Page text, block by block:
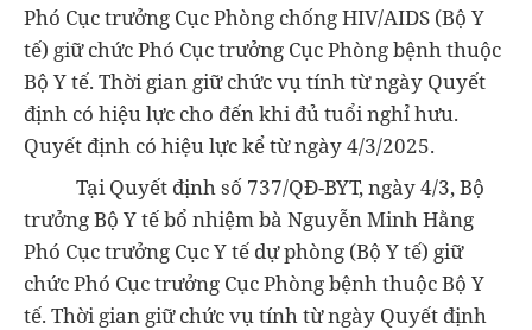
Phó Cục trưởng Cục Phòng chống HIV/AIDS (Bộ Y
tế) giữ chức Phó Cục trưởng Cục Phòng bệnh thuộc
Bộ Y tế. Thời gian giữ chức vụ tính từ ngày Quyết
định có hiệu lực cho đến khi đủ tuổi nghỉ hưu.
Quyết định có hiệu lực kể từ ngày 4/3/2025.
Tại Quyết định số 737/QĐ-BYT, ngày 4/3, Bộ
trưởng Bộ Y tế bổ nhiệm bà Nguyễn Minh Hằng
Phó Cục trưởng Cục Y tế dự phòng (Bộ Y tế) giữ
chức Phó Cục trưởng Cục Phòng bệnh thuộc Bộ Y
tế. Thời gian giữ chức vụ tính từ ngày Quyết định